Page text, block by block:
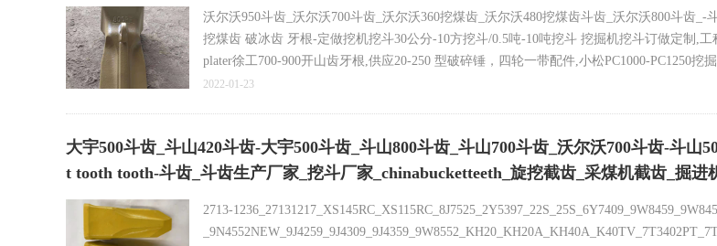
沃尔沃950斗齿_沃尔沃700斗齿_沃尔沃360挖煤齿_沃尔沃480挖煤齿斗齿_沃尔沃800斗齿
挖煤齿 破冰齿 牙根-定做挖机挖斗30公分-10方挖斗/0.5吨-10吨挖斗 挖掘机挖斗订做定制,
plater徐工700-900开山齿牙根,供应20-250 型破碎锤，四轮一带配件,小松PC1000-PC1250
R994斗齿
齿_山特维克截齿_岩石截齿_硬岩截齿_合金截齿生产厂家__矿用截齿
截齿_
2022-01-23
大宇500斗齿_斗山420斗齿-大宇500斗齿_斗山800斗齿_斗山700斗齿_沃尔沃700斗齿-斗山
t tooth tooth-斗齿_斗齿生产厂家_挖斗厂家_chinabucketteeth_旋挖截齿_采煤机截齿_掘进
2713-